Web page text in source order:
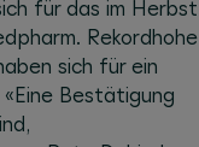
für das im Herbst
Rekordhohe
sich für ein
Bestätigung